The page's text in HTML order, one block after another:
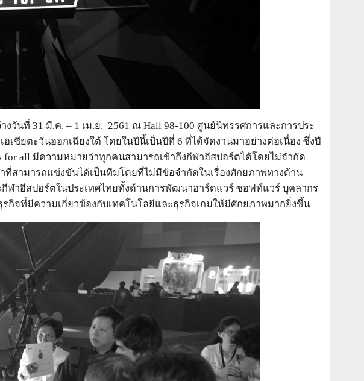
นที่ 31 มี.ค. – 1 เม.ย. 2561 ณ Hall 98-100 ศูนย์นิทรรศการและการประ
ชียตะวันออกเฉียงใต้ โดยในปีนี้เป็นปีที่ 6 ที่ได้จัดงานมาอย่างต่อเนื่อง ซึ่งปี
all มีความหมายว่าทุกคนสามารถเข้าถึงกีฬาอีสปอร์ตได้โดยไม่จำกัด
สามารถแข่งขันได้เป็นทีมโดยที่ไม่มีข้อจำกัดในเรื่องศักยภาพทางด้าน
ฬาอีสปอร์ตในประเทศไทยทั้งด้านการพัฒนาฮาร์ดแวร์ ซอฟท์แวร์ บุคลากร
กิจที่มีความเกี่ยวข้องกับเทคโนโลยีและธุรกิจเกมให้มีศักยภาพมากยิ่งขึ้น